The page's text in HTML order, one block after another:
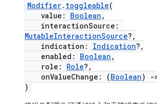
Modifier. toggleable(
value: Boolean ,
interactionSource:
MutableInteractionSource?,
indication: Indication?,
enabled: Boolean ,
role: Role?,
onValueChange: (Boolean) -
)